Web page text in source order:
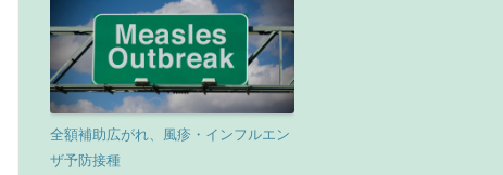
全額補助広がれ、風疹・インフルエン
ザ予防接種